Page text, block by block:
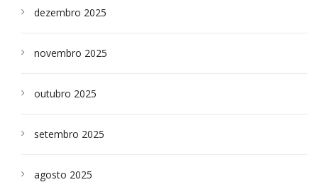
dezembro 2025
novembro 2025
outubro 2025
setembro 2025
agosto 2025